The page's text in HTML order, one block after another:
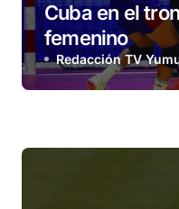
Cuba en el trono del balonmano
femenino
Redacción TV